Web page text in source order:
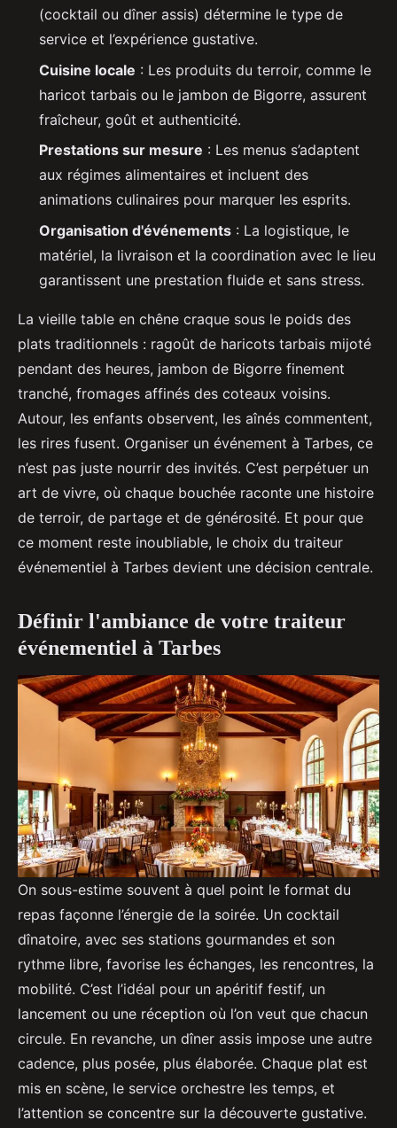
(cocktail ou dîner assis) détermine le type de
service et l’expérience gustative.
Cuisine locale : Les produits du terroir, comme le
haricot tarbais ou le jambon de Bigorre, assurent
fraîcheur, goût et authenticité.
Prestations sur mesure : Les menus s’adaptent
aux régimes alimentaires et incluent des
animations culinaires pour marquer les esprits.
Organisation d'événements : La logistique, le
matériel, la livraison et la coordination avec le lieu
garantissent une prestation fluide et sans stress.
La vieille table en chêne craque sous le poids des
plats traditionnels : ragoût de haricots tarbais mijoté
pendant des heures, jambon de Bigorre finement
tranché, fromages affinés des coteaux voisins.
Autour, les enfants observent, les aînés commentent,
les rires fusent. Organiser un événement à Tarbes, ce
n’est pas juste nourrir des invités. C’est perpétuer un
art de vivre, où chaque bouchée raconte une histoire
de terroir, de partage et de générosité. Et pour que
ce moment reste inoubliable, le choix du traiteur
événementiel à Tarbes devient une décision centrale.
Définir l'ambiance de votre traiteur
événementiel à Tarbes
On sous-estime souvent à quel point le format du
repas façonne l’énergie de la soirée. Un cocktail
dînatoire, avec ses stations gourmandes et son
rythme libre, favorise les échanges, les rencontres, la
mobilité. C’est l’idéal pour un apéritif festif, un
lancement ou une réception où l’on veut que chacun
circule. En revanche, un dîner assis impose une autre
cadence, plus posée, plus élaborée. Chaque plat est
mis en scène, le service orchestre les temps, et
l’attention se concentre sur la découverte gustative.